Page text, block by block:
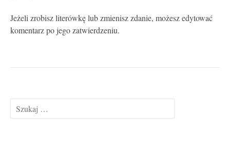
Jeżeli zrobisz literówkę lub zmienisz zdanie, możesz edytować
komentarz po jego zatwierdzeniu.
Szukaj: